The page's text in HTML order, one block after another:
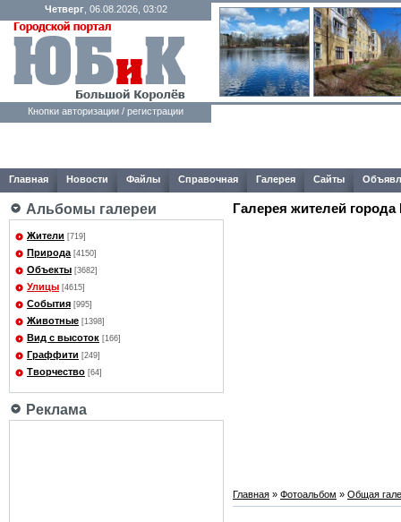
Четверг, 06.08.2026, 03:02
Кнопки авторизации / регистрации
Главная Новости Файлы Справочная Галерея Сайты
Альбомы галереи
Жители [719]
Природа [4150]
Объекты [3682]
Улицы [4615]
События [995]
Животные [1398]
Вид с высоток [166]
Граффити [249]
Творчество [64]
Реклама
Галерея жителей города
Главная » Фотоальбом » Общая